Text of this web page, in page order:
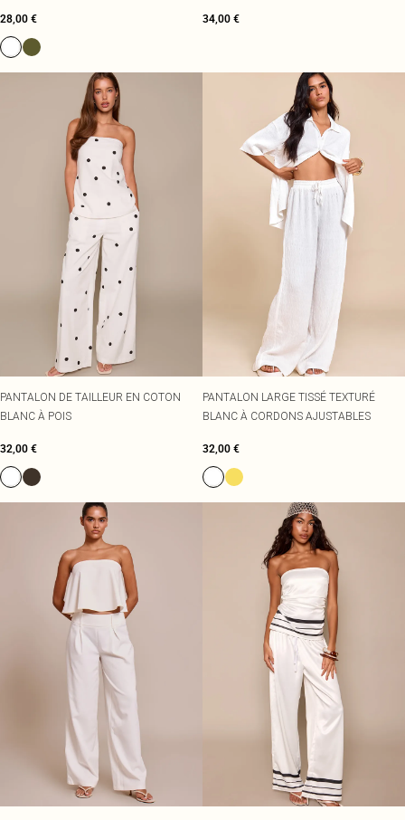
28,00 € 34,00 €
PANTALON DE TAILLEUR EN COTON
BLANC À POIS
32,00 €
PANTALON LARGE TISSÉ TEXTURÉ
BLANC À CORDONS AJUSTABLES
32,00 €